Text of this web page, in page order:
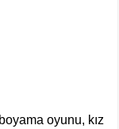
oyunu, kız